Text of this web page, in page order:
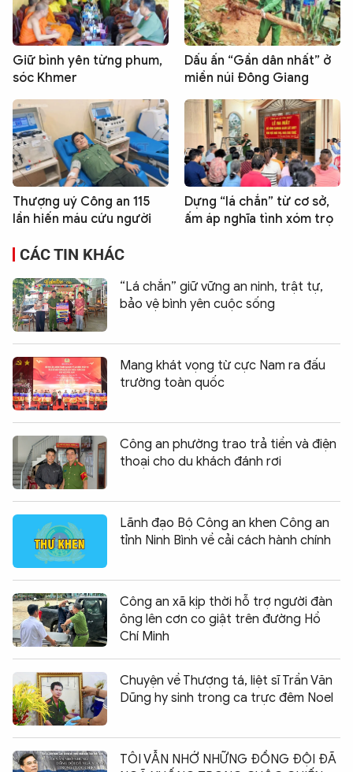
Giữ bình yên từng phum,
sóc Khmer
Dấu ấn “Gần dân nhất” ở
miền núi Đông Giang
Thượng uý Công an 115
lần hiến máu cứu người
Dựng “lá chắn” từ cơ sở,
ấm áp nghĩa tình xóm trọ
CÁC TIN KHÁC
“Lá chắn” giữ vững an ninh, trật tự,
bảo vệ bình yên cuộc sống
Mang khát vọng từ cực Nam ra đấu
trường toàn quốc
Công an phường trao trả tiền và điện
thoại cho du khách đánh rơi
Lãnh đạo Bộ Công an khen Công an
tỉnh Ninh Bình về cải cách hành chính
Công an xã kịp thời hỗ trợ người đàn
ông lên cơn co giật trên đường Hồ
Chí Minh
Chuyện về Thượng tá, liệt sĩ Trần Văn
Dũng hy sinh trong ca trực đêm Noel
TÔI VẪN NHỚ NHỮNG ĐỒNG ĐỘI ĐÃ